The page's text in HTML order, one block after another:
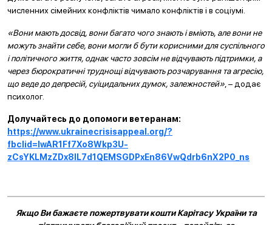
численних сімейних конфліктів чимало конфліктів і в соціумі.
«Вони мають досвід, вони багато чого знають і вміють, але вони не
можуть знайти себе, вони могли б бути корисними для суспільного
і політичного життя, однак часто зовсім не відчувають підтримки, а
через бюрократичні труднощі відчувають розчарування та агресію,
що веде до депресій, суіцидальних думок, залежностей» , – додає
психолог.
Долучайтесь до допомоги ветеранам:
https://www.ukrainecrisisappeal.org/?
fbclid=IwAR1Ff7Xo8Wkp3U-
zCsYKLMzZDx8lL7d1QEMSGDPxEn86VwQdrb6nX2P0_ns
Якщо Ви бажаєте пожертвувати кошти Карітасу України та